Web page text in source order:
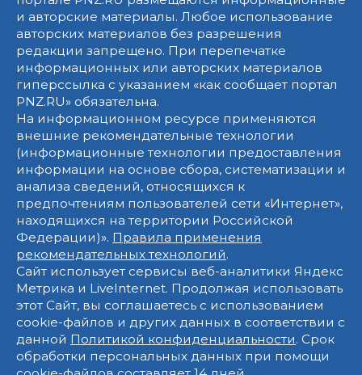
и авторские материалы. Любое использование
авторских материалов без разрешения
редакции запрещено. При перепечатке
информационных или авторских материалов
гиперссылка с указанием «как сообщает портал
PNZ.RU» обязательна.
На информационном ресурсе применяются
внешние рекомендательные технологии
(информационные технологии предоставления
информации на основе сбора, систематизации и
анализа сведений, относящихся к
предпочтениям пользователей сети «Интернет»,
находящихся на территории Российской
Федерации)». Правила применения
рекомендательных технологий.
Сайт использует сервисы веб-аналитики Яндекс
Метрика и LiveInternet. Продолжая использовать
этот Сайт, вы соглашаетесь с использованием
cookie-файлов и других данных в соответствии с
данной Политикой конфиденциальности. Срок
обработки персональных данных при помощи